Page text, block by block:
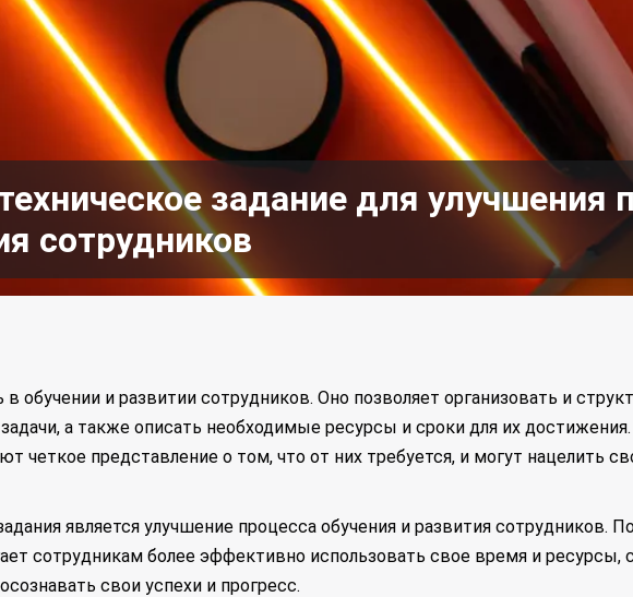
задание для улучшения
сотрудников
обучении и развитии сотрудников. Оно позволяет организовать и
а также описать необходимые ресурсы и сроки для их
четкое представление о том, что от них требуется, и могут нацелить
является улучшение процесса обучения и развития сотрудников.
сотрудникам более эффективно использовать свое время и ресурсы,
свои успехи и прогресс.